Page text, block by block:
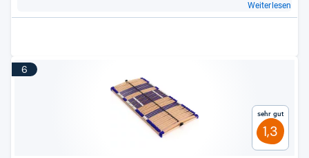
Weiterlesen
6
Sehr gut
1,3